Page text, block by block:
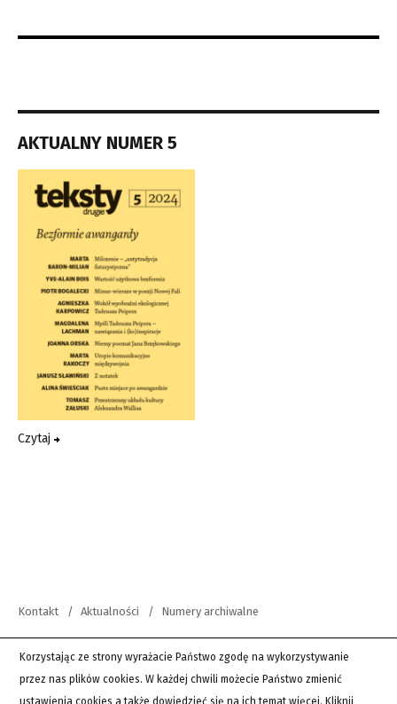
AKTUALNY NUMER 5
Czytaj
Kontakt Aktualności Numery archiwalne
copyright 2012-2026 Wszystkie prawa zastrzeżone | Teksty Drugie
PingSoft
Korzystając ze strony wyrażacie Państwo zgodę na wykorzystywanie
przez nas plików cookies. W każdej chwili możecie Państwo zmienić
ustawienia cookies a także dowiedzieć się na ich temat więcej. Kliknij